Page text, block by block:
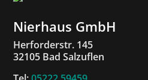
Nierhaus GmbH
Herforderstr. 145
32105 Bad Salzuflen